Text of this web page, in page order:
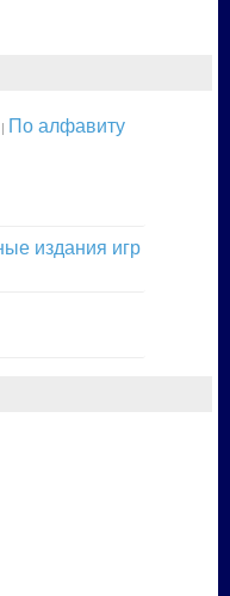
| По алфавиту
издания игр